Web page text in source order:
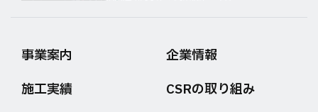
事業案内
企業情報
施工実績
CSRの取り組み